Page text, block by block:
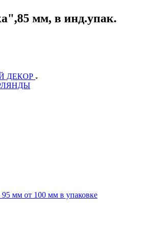
мм, в инд.упак.
ДЕКОР
95 мм от 100 мм в упаковке